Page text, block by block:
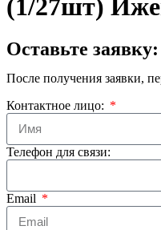
(1/27шт)
Оставьте заявку:
После получения заявки,
Контактное лицо:
Телефон для связи:
Email